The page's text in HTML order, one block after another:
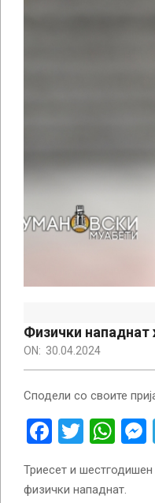
Физички нападнат
ON: 30.04.2024
Сподели со своите
Facebook
Триесет и шестгодишен
физички нападнат.